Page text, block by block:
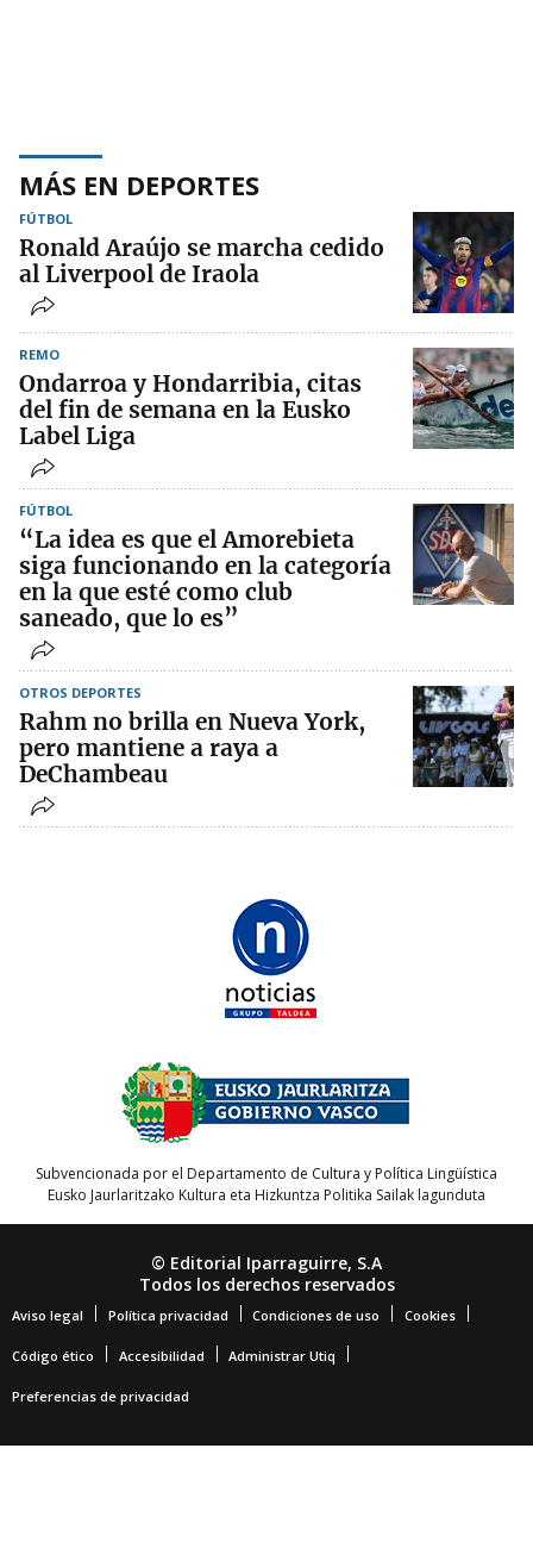
MÁS EN DEPORTES
FÚTBOL
Ronald Araújo se marcha cedido
al Liverpool de Iraola
REMO
Ondarroa y Hondarribia, citas
del fin de semana en la Eusko
Label Liga
FÚTBOL
“La idea es que el Amorebieta
siga funcionando en la categoría
en la que esté como club
saneado, que lo es”
OTROS DEPORTES
Rahm no brilla en Nueva York,
pero mantiene a raya a
DeChambeau
Subvencionada por el Departamento de Cultura y Política Lingüística
Eusko Jaurlaritzako Kultura eta Hizkuntza Politika Sailak lagunduta
© Editorial Iparraguirre, S.A
Todos los derechos reservados
Aviso legal Política privacidad Condiciones de uso Cookies
Código ético Accesibilidad Administrar Utiq
Preferencias de privacidad